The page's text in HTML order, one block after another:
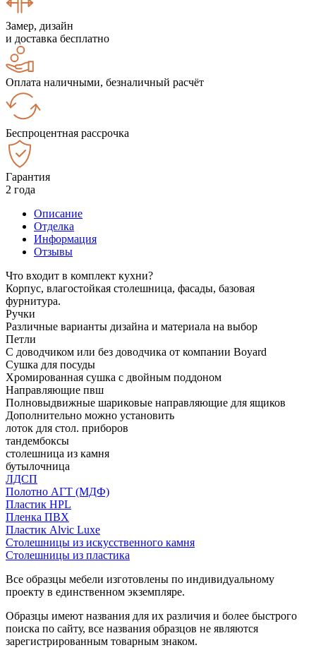
Замер, дизайн
и доставка бесплатно
Оплата наличными, безналичный расчёт
Беспроцентная рассрочка
Гарантия
2 года
Описание
Отделка
Информация
Отзывы
Что входит в комплект кухни?
Корпус, влагостойкая столешница, фасады, базовая
фурнитура.
Ручки
Различные варианты дизайна и материала на выбор
Петли
С доводчиком или без доводчика от компании Boyard
Сушка для посуды
Хромированная сушка с двойным поддоном
Направляющие пвш
Полновыдвижные шариковые направляющие для ящиков
Дополнительно можно установить
лоток для стол. приборов
тандембоксы
столешница из камня
бутылочница
ЛДСП
Полотно АГТ (МДФ)
Пластик HPL
Пленка ПВХ
Пластик Alvic Luxe
Столешницы из искусственного камня
Столешницы из пластика
Все образцы мебели изготовлены по индивидуальному
проекту в единственном экземпляре.
Образцы имеют названия для их различия и более быстрого
поиска по сайту, все названия образцов не являются
зарегистрированным товарным знаком.